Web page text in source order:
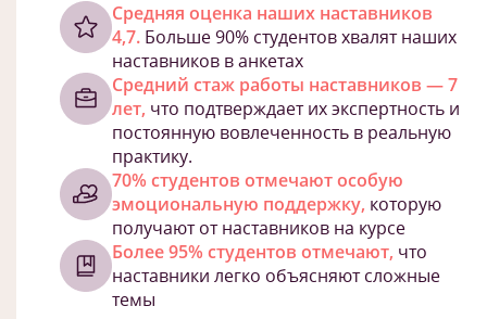
Cредняя оценка наших наставников
4,7. Больше 90% студентов хвалят наших
наставников в анкетах
Средний стаж работы наставников — 7
лет, что подтверждает их экспертность и
постоянную вовлеченность в реальную
практику.
70% студентов отмечают особую
эмоциональную поддержку, которую
получают от наставников на курсе
Более 95% студентов отмечают, что
наставники легко объясняют сложные
темы